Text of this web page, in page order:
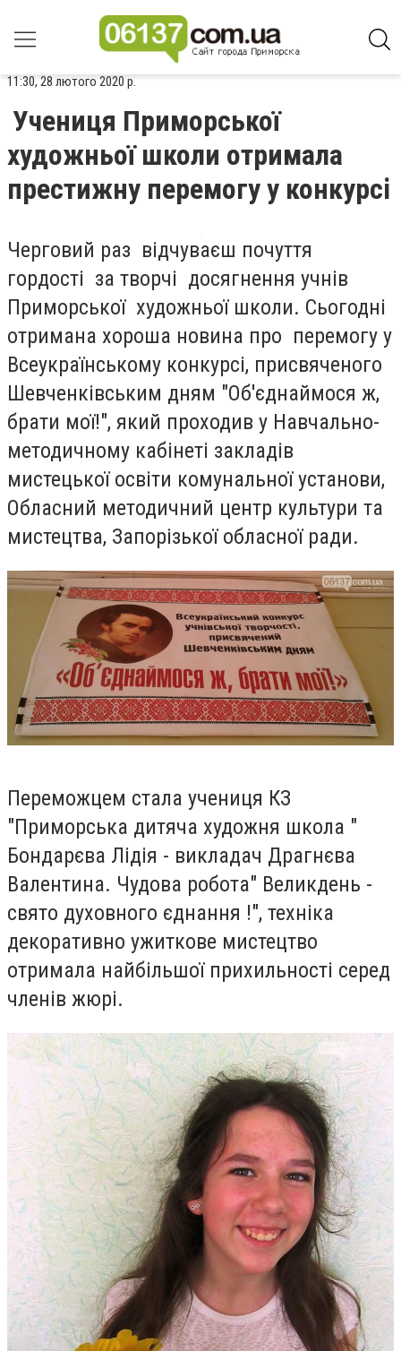
11:30, 28 лютого 2020 р.
Учениця Приморської
художньої школи отримала
престижну перемогу у конкурсі
Черговий раз відчуваєш почуття
гордості за творчі досягнення учнів
Приморської художньої школи. Сьогодні
отримана хороша новина про перемогу у
Всеукраїнському конкурсі, присвяченого
Шевченківським дням "Об'єднаймося ж,
брати мої!", який проходив у Навчально-
методичному кабінеті закладів
мистецької освіти комунальної установи,
Обласний методичний центр культури та
мистецтва, Запорізької обласної ради.
Переможцем стала учениця КЗ
"Приморська дитяча художня школа "
Бондарєва Лідія - викладач Драгнєва
Валентина. Чудова робота" Великдень -
свято духовного єднання !", техніка
декоративно ужиткове мистецтво
отримала найбільшої прихильності серед
членів жюрі.